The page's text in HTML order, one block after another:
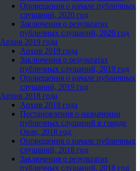
Оповещения о начале публичных
слушаний, 2020 год
Заключения о результатах
публичных слушаний, 2020 год
Архив 2019 года
Архив 2019 года
Заключения о результатах
публичных слушаний, 2019 год
Оповещения о начале публичных
слушаний, 2019 год
Архив 2018 года
Архив 2018 года
Постановления о назначении
публичных слушаний в городе
Орле, 2018 год
Оповещения о начале публичных
слушаний, 2018 год
Заключения о результатах
публичных слушаний, 2018 год